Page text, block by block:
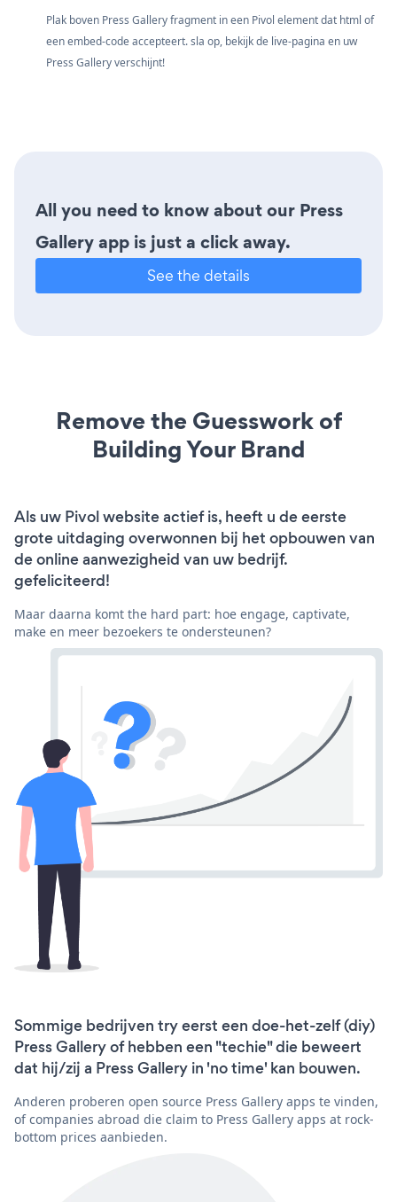
Plak boven Press Gallery fragment in een Pivol element dat html of
een embed-code accepteert. sla op, bekijk de live-pagina en uw
Press Gallery verschijnt!
All you need to know about our Press
Gallery app is just a click away.
See the details
Remove the Guesswork of
Building Your Brand
Als uw Pivol website actief is, heeft u de eerste
grote uitdaging overwonnen bij het opbouwen van
de online aanwezigheid van uw bedrijf.
gefeliciteerd!
Maar daarna komt the hard part: hoe engage, captivate,
make en meer bezoekers te ondersteunen?
Sommige bedrijven try eerst een doe-het-zelf (diy)
Press Gallery of hebben een "techie" die beweert
dat hij/zij a Press Gallery in 'no time' kan bouwen.
Anderen proberen open source Press Gallery apps te vinden,
of companies abroad die claim to Press Gallery apps at rock-
bottom prices aanbieden.